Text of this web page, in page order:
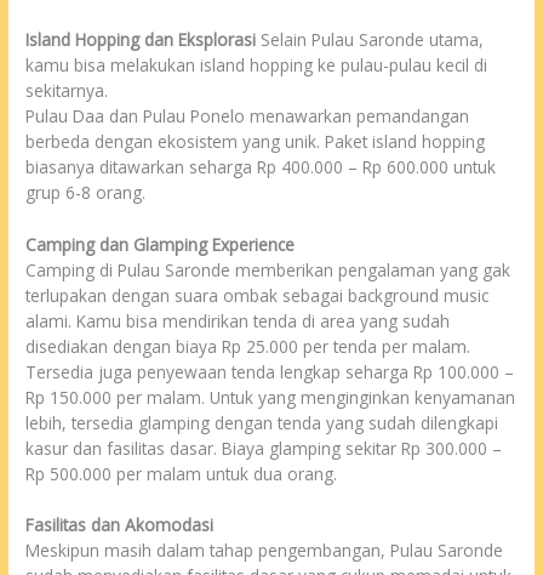
Island Hopping dan Eksplorasi Selain Pulau Saronde utama,
kamu bisa melakukan island hopping ke pulau-pulau kecil di
sekitarnya.
Pulau Daa dan Pulau Ponelo menawarkan pemandangan
berbeda dengan ekosistem yang unik. Paket island hopping
biasanya ditawarkan seharga Rp 400.000 – Rp 600.000 untuk
grup 6-8 orang.
Camping dan Glamping Experience
Camping di Pulau Saronde memberikan pengalaman yang gak
terlupakan dengan suara ombak sebagai background music
alami. Kamu bisa mendirikan tenda di area yang sudah
disediakan dengan biaya Rp 25.000 per tenda per malam.
Tersedia juga penyewaan tenda lengkap seharga Rp 100.000 –
Rp 150.000 per malam. Untuk yang menginginkan kenyamanan
lebih, tersedia glamping dengan tenda yang sudah dilengkapi
kasur dan fasilitas dasar. Biaya glamping sekitar Rp 300.000 –
Rp 500.000 per malam untuk dua orang.
Fasilitas dan Akomodasi
Meskipun masih dalam tahap pengembangan, Pulau Saronde